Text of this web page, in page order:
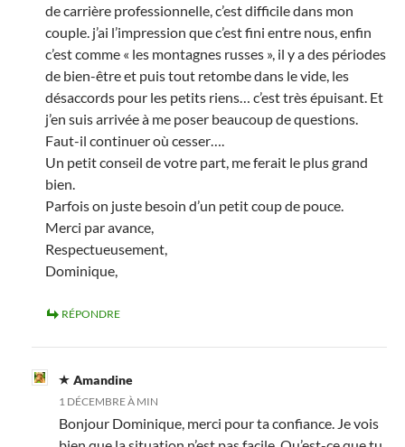
de carrière professionnelle, c’est difficile dans mon
couple. j’ai l’impression que c’est fini entre nous, enfin
c’est comme « les montagnes russes », il y a des périodes
de bien-être et puis tout retombe dans le vide, les
désaccords pour les petits riens… c’est très épuisant. Et
j’en suis arrivée à me poser beaucoup de questions.
Faut-il continuer où cesser….
Un petit conseil de votre part, me ferait le plus grand
bien.
Parfois on juste besoin d’un petit coup de pouce.
Merci par avance,
Respectueusement,
Dominique,
RÉPONDRE
Amandine
1 DÉCEMBRE À MIN
Bonjour Dominique, merci pour ta confiance. Je vois